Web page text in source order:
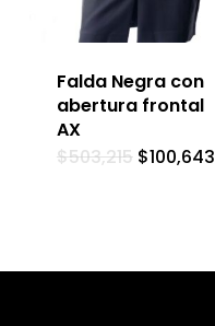
Falda Negra con
abertura frontal
AX
$503,215 $100,643